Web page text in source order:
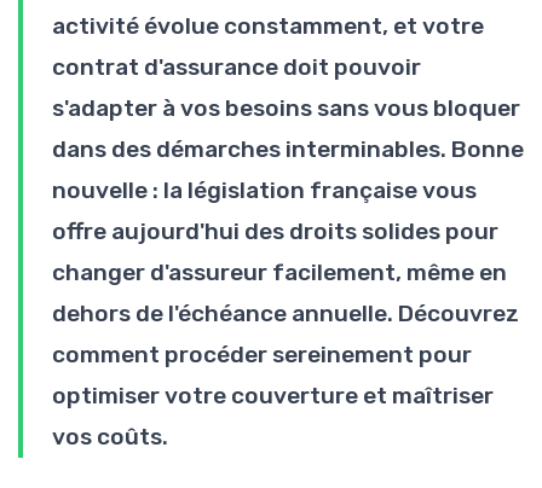
activité évolue constamment, et votre
contrat d'assurance doit pouvoir
s'adapter à vos besoins sans vous bloquer
dans des démarches interminables. Bonne
nouvelle : la législation française vous
offre aujourd'hui des droits solides pour
changer d'assureur facilement, même en
dehors de l'échéance annuelle. Découvrez
comment procéder sereinement pour
optimiser votre couverture et maîtriser
vos coûts.